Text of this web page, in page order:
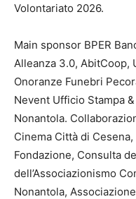
Volontariato 2026.
Main sponsor BPER
Alleanza 3.0, AbitCoop,
Onoranze Funebri
Nevent Ufficio Stampa
Nonantola.
Cinema Città di
Fondazione, Consulta
dell’Associazionismo
Nonantola,